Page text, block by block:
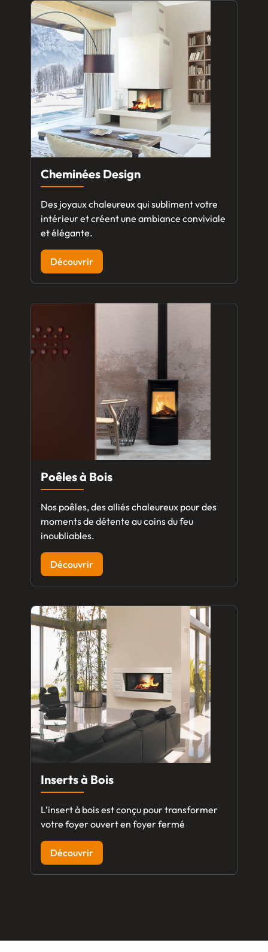
Cheminées Design
Des joyaux chaleureux qui subliment votre
intérieur et créent une ambiance conviviale
et élégante.
Découvrir
Poêles à Bois
Nos poêles, des alliés chaleureux pour des
moments de détente au coins du feu
inoubliables.
Découvrir
Inserts à Bois
L’insert à bois est conçu pour transformer
votre foyer ouvert en foyer fermé
Découvrir